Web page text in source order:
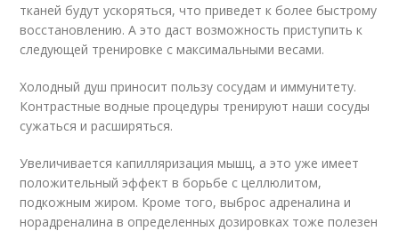
тканей будут ускоряться, что приведет к более быстрому
восстановлению. А это даст возможность приступить к
следующей тренировке с максимальными весами.
Холодный душ приносит пользу сосудам и иммунитету.
Контрастные водные процедуры тренируют наши сосуды
сужаться и расширяться.
Увеличивается капилляризация мышц, а это уже имеет
положительный эффект в борьбе с целлюлитом,
подкожным жиром. Кроме того, выброс адреналина и
норадреналина в определенных дозировках тоже полезен